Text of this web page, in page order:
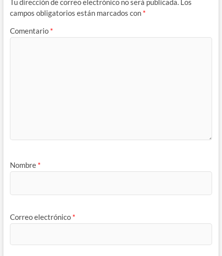
Tu dirección de correo electrónico no será publicada. Los
campos obligatorios están marcados con *
Comentario *
Nombre *
Correo electrónico *